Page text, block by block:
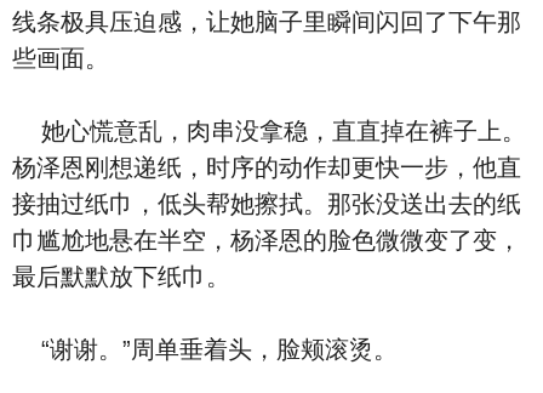
线条极具压迫感，让她脑子里瞬间闪回了下午那
些画面。
她心慌意乱，肉串没拿稳，直直掉在裤子上。
杨泽恩刚想递纸，时序的动作却更快一步，他直
接抽过纸巾，低头帮她擦拭。那张没送出去的纸
巾尴尬地悬在半空，杨泽恩的脸色微微变了变，
最后默默放下纸巾。
“谢谢。”周单垂着头，脸颊滚烫。